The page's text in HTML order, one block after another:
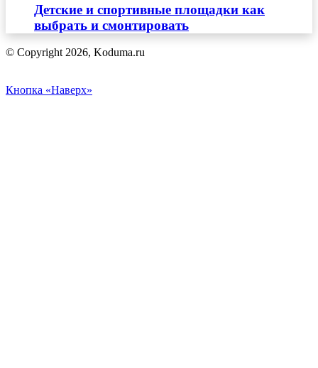
Детские и спортивные площадки как
выбрать и смонтировать
© Copyright 2026, Koduma.ru
Кнопка «Наверх»